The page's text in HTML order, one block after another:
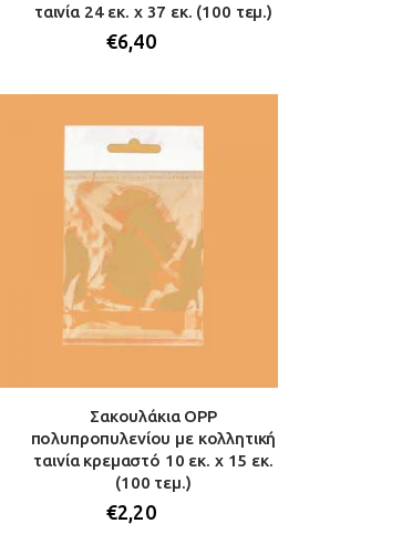
ταινία 24 εκ. x 37 εκ. (100 τεμ.)
€6,40
Σακουλάκια OPP
πολυπροπυλενίου με κολλητική
ταινία κρεμαστό 10 εκ. x 15 εκ.
(100 τεμ.)
€2,20